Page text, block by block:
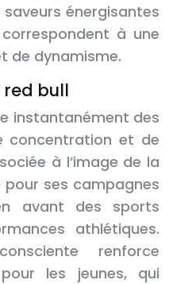
énergisantes
à une
de dynamisme.
red bull
instantanément des
concentration et de
à l’image de la
pour ses campagnes
avant des sports
athlétiques.
renforce
les jeunes, qui